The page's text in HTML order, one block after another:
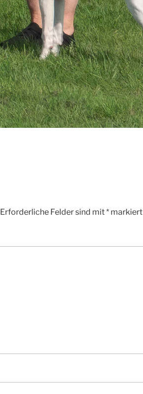
Erforderliche Felder sind mit* markiert